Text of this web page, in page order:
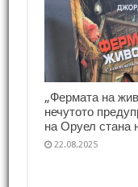
„Фермата на
нечутото
на Оруел стана
22.08.2025